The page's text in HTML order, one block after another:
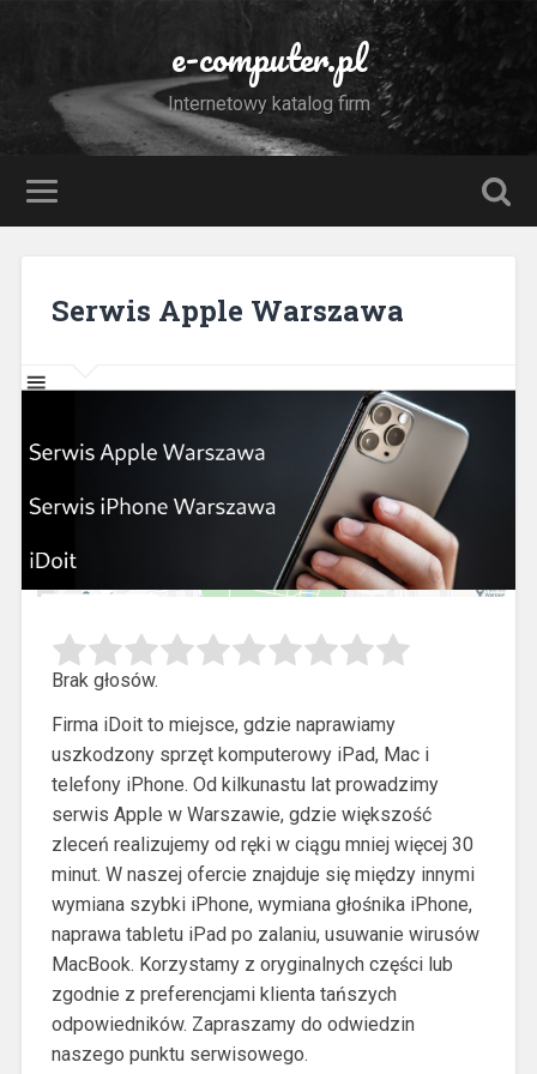
e-computer.pl
Internetowy katalog firm
Serwis Apple Warszawa
Brak głosów.
Firma iDoit to miejsce, gdzie naprawiamy
uszkodzony sprzęt komputerowy iPad, Mac i
telefony iPhone. Od kilkunastu lat prowadzimy
serwis Apple w Warszawie, gdzie większość
zleceń realizujemy od ręki w ciągu mniej więcej 30
minut. W naszej ofercie znajduje się między innymi
wymiana szybki iPhone, wymiana głośnika iPhone,
naprawa tabletu iPad po zalaniu, usuwanie wirusów
MacBook. Korzystamy z oryginalnych części lub
zgodnie z preferencjami klienta tańszych
odpowiedników. Zapraszamy do odwiedzin
naszego punktu serwisowego.